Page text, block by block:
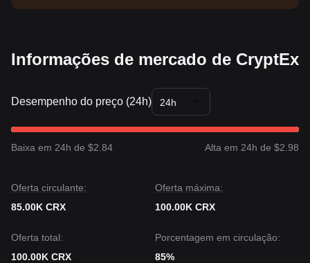
sua própria tolerância ao risco.
Informações de mercado de CryptEx
Desempenho do preço (24h) 24h
Baixa em 24h de $2.84 Alta em 24h de $2.98
Oferta circulante:
85.00K CRX
Oferta máxima:
100.00K CRX
Oferta total:
100.00K CRX
Porcentagem em circulação:
85%